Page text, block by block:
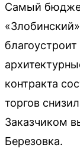
Самый
контракта
торгов
Заказчиком
Березовка.